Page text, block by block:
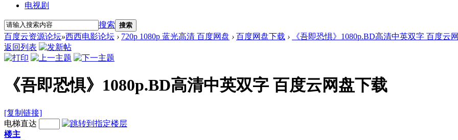
电视剧
搜索 搜索
百度云资源论坛»西西电影论坛 › 720p 1080p 蓝光高清 百度网盘 › 百度网盘下载 ›
《吾即恐惧》1080p.BD高清中英双字 百度云
返回列表
《吾即恐惧》1080p.BD高清中英双字 百度云网盘下载
[复制链接]
电梯直达
楼主